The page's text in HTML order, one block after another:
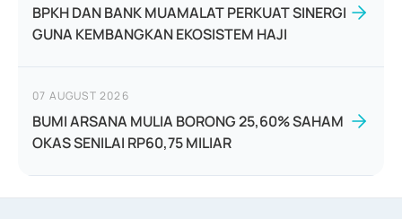
BPKH DAN BANK MUAMALAT PERKUAT SINERGI
GUNA KEMBANGKAN EKOSISTEM HAJI
07 AUGUST 2026
BUMI ARSANA MULIA BORONG 25,60% SAHAM
OKAS SENILAI RP60,75 MILIAR